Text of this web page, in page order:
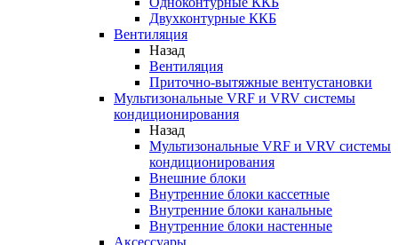
Двухконтурные ККБ
Вентиляция
Назад
Вентиляция
Приточно-вытяжные вентустановки
Мультизональные VRF и VRV системы
кондиционирования
Назад
Мультизональные VRF и VRV системы
кондиционирования
Внешние блоки
Внутренние блоки кассетные
Внутренние блоки канальные
Внутренние блоки настенные
Аксессуары